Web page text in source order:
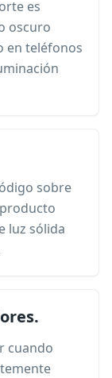
es
oscuro
en teléfonos
sobre
luz sólida
cuando